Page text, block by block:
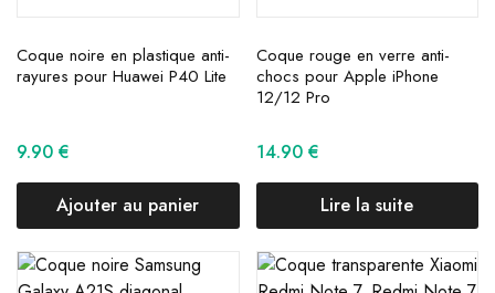
Coque noire en plastique anti-
rayures pour Huawei P40 Lite
9.90 €
Ajouter au panier
Coque rouge en verre anti-
chocs pour Apple iPhone
12/12 Pro
14.90 €
Lire la suite